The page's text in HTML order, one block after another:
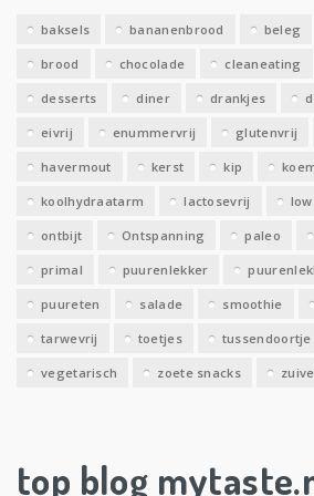
baksels bananenbrood beleg
brood chocolade cleaneating
desserts diner drankjes
eivrij enummervrij glutenvrij
havermout kerst kip
koolhydraatarm lactosevrij
ontbijt Ontspanning paleo
primal puurenlekker
puureten salade smoothie
tarwevrij toetjes tussendoortje
vegetarisch zoete snacks
top blog